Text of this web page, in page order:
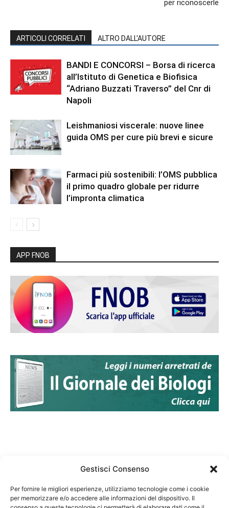
Gestisci Consenso
Per fornire le migliori esperienze, utilizziamo tecnologie come i cookie
per memorizzare e/o accedere alle informazioni del dispositivo. Il
per riconoscerle
ARTICOLI CORRELATI ALTRO DALL'AUTORE
BANDI E CONCORSI – Borsa di ricerca
all’Istituto di Genetica e Biofisica
“Adriano Buzzati Traverso” del Cnr di
Napoli
Leishmaniosi viscerale: nuove linee
guida OMS per cure più brevi e sicure
Farmaci più sostenibili: l’OMS pubblica
il primo quadro globale per ridurre
l’impronta climatica
APP FNOB
Federazione Nazionale Degli Ordini dei Biologi: